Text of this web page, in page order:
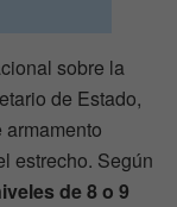
sobre la
de Estado,
estrecho. Según
de 8 o 9